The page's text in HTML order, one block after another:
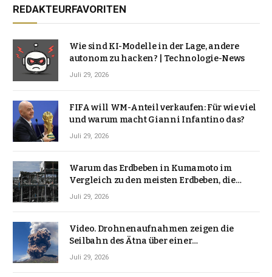
REDAKTEURFAVORITEN
Wie sind KI-Modelle in der Lage, andere
autonom zu hacken? | Technologie-News
Juli 29, 2026
FIFA will WM-Anteil verkaufen: Für wie viel
und warum macht Gianni Infantino das?
Juli 29, 2026
Warum das Erdbeben in Kumamoto im
Vergleich zu den meisten Erdbeben, die
Japan erschütterten, ungewöhnlich ist
Juli 29, 2026
Video. Drohnenaufnahmen zeigen die
Seilbahn des Ätna über einer
Vulkanlandschaft
Juli 29, 2026